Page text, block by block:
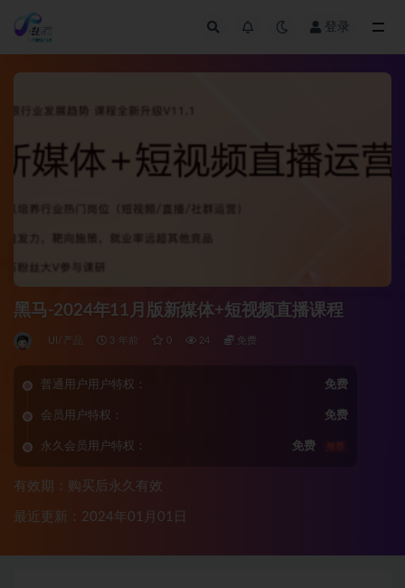
登录
黑马-2024年11月版新媒体+短视频直播课程
UI/产品 3 年前 0 24 免费
普通用户用户特权： 免费
会员用户特权： 免费
永久会员用户特权： 免费 推荐
有效期：购买后永久有效
最近更新：2024年01月01日